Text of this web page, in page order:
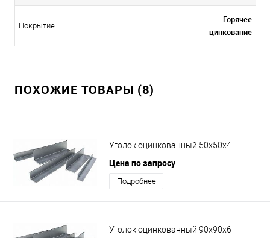
Покрытие
Горячее
цинкование
ПОХОЖИЕ ТОВАРЫ (8)
Уголок оцинкованный 50х50х4
Цена по запросу
Подробнее
Уголок оцинкованный 90х90х6